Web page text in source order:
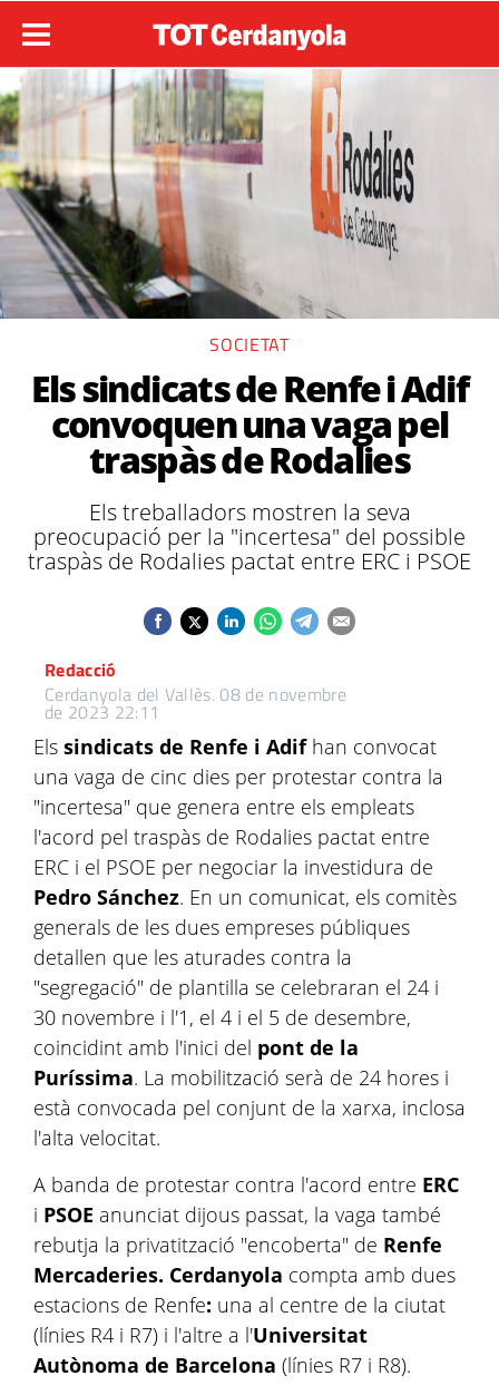
SOCIETAT
Els sindicats de Renfe i Adif
convoquen una vaga pel
traspàs de Rodalies
Els treballadors mostren la seva
preocupació per la "incertesa" del possible
traspàs de Rodalies pactat entre ERC i PSOE
Redacció
Cerdanyola del Vallès. 08 de novembre
de 2023 22:11
Els sindicats de Renfe i Adif han convocat
una vaga de cinc dies per protestar contra la
"incertesa" que genera entre els empleats
l'acord pel traspàs de Rodalies pactat entre
ERC i el PSOE per negociar la investidura de
Pedro Sánchez. En un comunicat, els comitès
generals de les dues empreses públiques
detallen que les aturades contra la
"segregació" de plantilla se celebraran el 24 i
30 novembre i l'1, el 4 i el 5 de desembre,
coincidint amb l'inici del pont de la
Puríssima. La mobilització serà de 24 hores i
està convocada pel conjunt de la xarxa, inclosa
l'alta velocitat.
A banda de protestar contra l'acord entre ERC
i PSOE anunciat dijous passat, la vaga també
rebutja la privatització "encoberta" de Renfe
Mercaderies. Cerdanyola compta amb dues
estacions de Renfe: una al centre de la ciutat
(línies R4 i R7) i l'altre a l'Universitat
Autònoma de Barcelona (línies R7 i R8).